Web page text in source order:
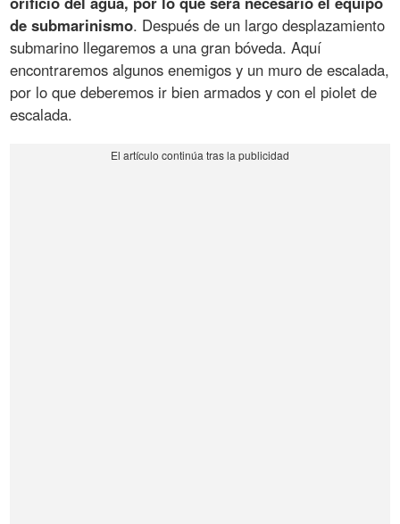
de submarinismo. Después de un largo desplazamiento
submarino llegaremos a una gran bóveda. Aquí
encontraremos algunos enemigos y un muro de escalada,
por lo que deberemos ir bien armados y con el piolet de
escalada.